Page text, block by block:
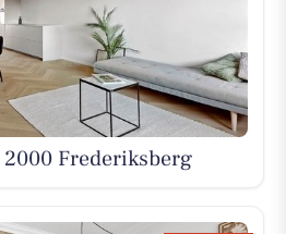
Frederiksberg